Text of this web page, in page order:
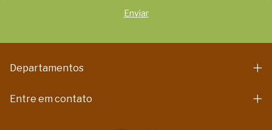
Departamentos
Entre em contato